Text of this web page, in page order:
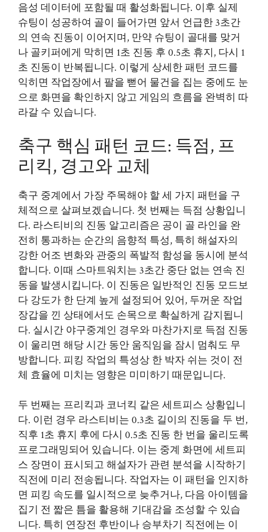
음성 데이터에 포함될 때 활성화됩니다. 이후 실제
슈팅이 성공하여 골이 들어가면 앞서 언급한 3초간
의 연속 진동이 이어지며, 만약 슈팅이 골대를 맞거
나 골키퍼에게 막히면 1초 진동 후 0.5초 휴지, 다시 1
초 진동이 반복됩니다. 이렇게 상세한 패턴 코드를
익히면 작업장에서 팔을 뻗어 물건을 집는 중에도 눈
으로 화면을 확인하지 않고 게임의 흐름을 완벽히 따
라갈 수 있습니다.
축구 핵심 패턴 코드: 득점, 프
리킥, 경고와 교체
축구 중계에서 가장 주목해야 할 세 가지 패턴을 구
체적으로 살펴보겠습니다. 첫 번째는 득점 상황입니
다. 라스티비의 진동 알고리즘은 공이 골 라인을 완
전히 통과하는 순간의 음향적 특성, 특히 해설자의
강한 어조 변화와 관중의 폭발적 함성을 동시에 분석
합니다. 이때 스마트워치는 3초간 중단 없는 연속 진
동을 발생시킵니다. 이 진동은 일반적인 진동 모드보
다 강도가 한 단계 높게 설정되어 있어, 두꺼운 작업
장갑을 낀 상태에서도 손목으로 확실하게 감지됩니
다. 실시간 야구중계인 경우와 마찬가지로 득점 진동
이 울리면 해당 시간 동안 움직임을 잠시 멈춰도 무
방합니다. 피킹 작업의 특성상 한 박자 쉬는 것이 전
체 효율에 미치는 영향은 미미하기 때문입니다.
두 번째는 프리킥과 코너킥 같은 세트피스 상황입니
다. 이런 경우 라스티비는 0.3초 길이의 진동을 두 번,
직후 1초 휴지 후에 다시 0.5초 진동 한 번을 울리도록
프로그래밍되어 있습니다. 이는 중계 화면에 세트피
스 장면이 표시되고 해설자가 관련 분석을 시작하기
직전에 미리 전송됩니다. 작업자는 이 패턴을 인지하
면 피킹 속도를 일시적으로 늦추거나, 다음 아이템을
집기 전 짧은 틈을 활용해 기대감을 조성할 수 있습
니다. 특히 연장전 후반이나 승부차기 직전에는 이